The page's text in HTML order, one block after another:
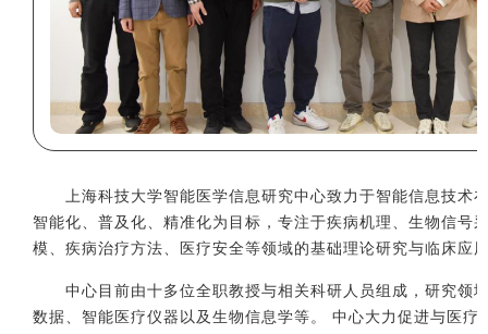
上海科技大学智能医学信息研究中心致力于智能信息技术
智能化、普及化、精准化为目标，专注于疾病机理、生物信号
模、疾病治疗方法、医疗安全等领域的基础理论研究与临床应
中心目前由十多位全职教授与相关科研人员组成，研究领
数据、智能医疗仪器以及生物信息学等。 中心大力促进与医疗